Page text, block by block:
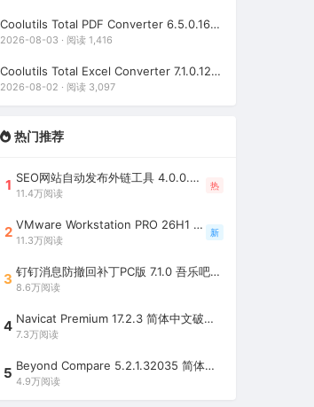
Coolutils Total PDF Converter 6.5.0.168 多语言激活版（PDF格式转换）
2026-08-03 · 阅读 1,416
Coolutils Total Excel Converter 7.1.0.128 中文破解版（Excel格式转换工具）
2026-08-02 · 阅读 3,097
热门推荐
1 SEO网站自动发布外链工具 4.0.0.0 吾乐吧优化版（智能代理狂刷外链）
11.4万阅读
热
2 VMware Workstation PRO 26H1 中文精简安装注册版 / 完整版（最好用的虚拟机软件）
11.3万阅读
新
3 钉钉消息防撤回补丁PC版 7.1.0 吾乐吧优化版（支持消息防撤回+钉钉多开+支持消息永不已读+去除钉钉水印）
8.6万阅读
4 Navicat Premium 17.2.3 简体中文破解版（多重数据库管理工具）
7.3万阅读
5 Beyond Compare 5.2.1.32035 简体中文注册版（超强文件/夹比较工具）
4.9万阅读